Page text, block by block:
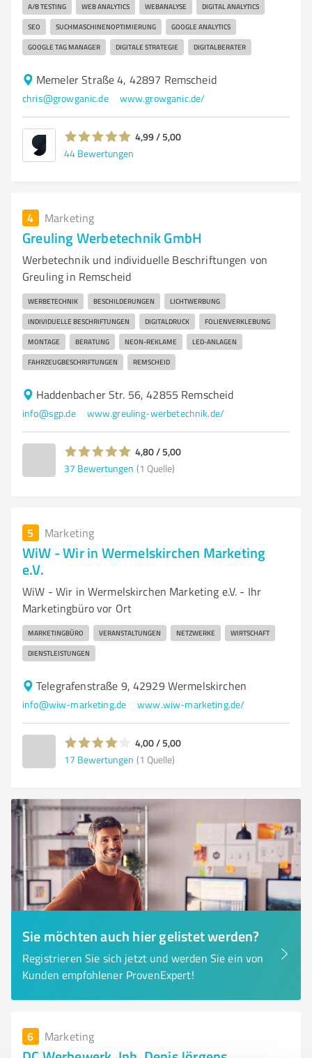
A/B TESTING WEB ANALYTICS WEBANALYSE DIGITAL ANALYTICS
SEO SUCHMASCHINENOPTIMIERUNG GOOGLE ANALYTICS
GOOGLE TAG MANAGER DIGITALE STRATEGIE DIGITALBERATER
Memeler Straße 4, 42897 Remscheid
chris@growganic.de www.growganic.de/
4,99 / 5,00
44 Bewertungen
4 Marketing
Greuling Werbetechnik GmbH
Werbetechnik und individuelle Beschriftungen von
Greuling in Remscheid
WERBETECHNIK BESCHILDERUNGEN LICHTWERBUNG
INDIVIDUELLE BESCHRIFTUNGEN DIGITALDRUCK FOLIENVERKLEBUNG
MONTAGE BERATUNG NEON-REKLAME LED-ANLAGEN
FAHRZEUGBESCHRIFTUNGEN REMSCHEID
Haddenbacher Str. 56, 42855 Remscheid
info@sgp.de www.greuling-werbetechnik.de/
4,80 / 5,00
37 Bewertungen (1 Quelle)
5 Marketing
WiW - Wir in Wermelskirchen Marketing
e.V.
WiW - Wir in Wermelskirchen Marketing e.V. - Ihr
Marketingbüro vor Ort
MARKETINGBÜRO VERANSTALTUNGEN NETZWERKE WIRTSCHAFT
DIENSTLEISTUNGEN
Telegrafenstraße 9, 42929 Wermelskirchen
info@wiw-marketing.de www.wiw-marketing.de/
4,00 / 5,00
17 Bewertungen (1 Quelle)
Sie möchten auch hier gelistet werden?
Registrieren Sie sich jetzt und werden Sie ein von
Kunden empfohlener ProvenExpert!
6 Marketing